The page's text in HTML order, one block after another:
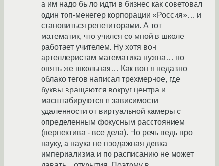
а им надо было идти в бизнес как советовал
один топ-менегер корпорации «Россия»… и
становиться репетиторами. А тот
математик, что учился со мной в школе
работает учителем. Ну хотя вон
артеллеристам математика нужна… но
опять же школьная… Как вон я недавно
облако тегов написал трехмерное, где
буквы вращаются вокруг центра и
масштабируются в зависимости
удаленности от виртуальной камеры с
определенным фокусным расстоянием
(перпектива - все дела). Но речь ведь про
науку, а наука не продажная девка
империализма и по расписанию не может